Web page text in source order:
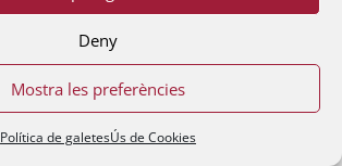
Deny
Mostra les preferències
Política de galetesÚs de Cookies